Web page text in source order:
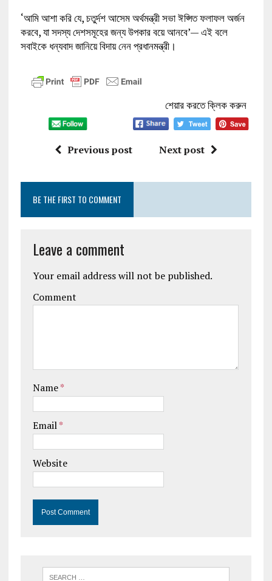
‘আমি আশা করি যে, চতুর্দশ আসেম অর্থমন্ত্রী সভা ঈপ্সিত ফলাফল অর্জন
করবে, যা সদস্য দেশসমূহের জন্য উপকার বয়ে আনবে’— এই বলে
সবাইকে ধন্যবাদ জানিয়ে বিদায় নেন প্রধানমন্ত্রী।
শেয়ার করতে ক্লিক করুন
Previous post Next post
BE THE FIRST TO COMMENT
Leave a comment
Your email address will not be published.
Comment
Name*
Email*
Website